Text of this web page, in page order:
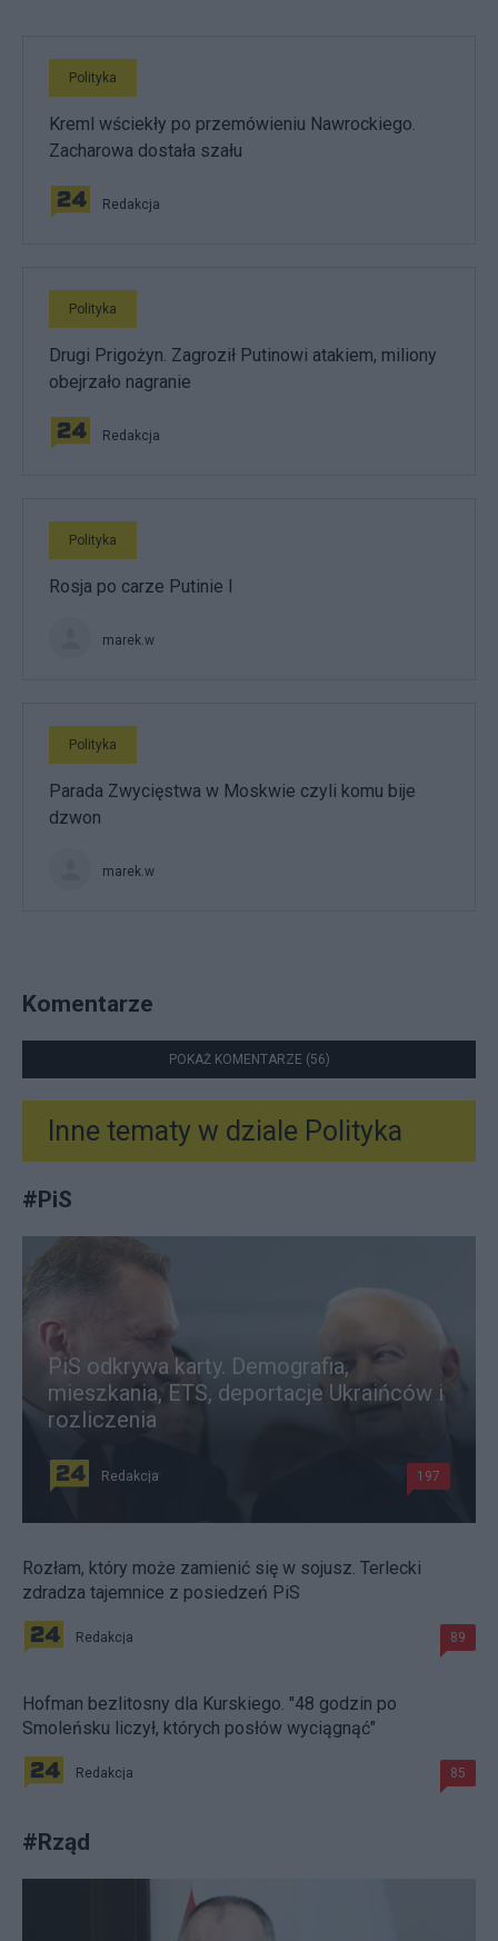
Polityka
Kreml wściekły po przemówieniu Nawrockiego.
Zacharowa dostała szału
Redakcja
Polityka
Drugi Prigożyn. Zagroził Putinowi atakiem, miliony
obejrzało nagranie
Redakcja
Polityka
Rosja po carze Putinie I
marek.w
Polityka
Parada Zwycięstwa w Moskwie czyli komu bije
dzwon
marek.w
Komentarze
POKAŻ KOMENTARZE (56)
Inne tematy w dziale Polityka
#PiS
PiS odkrywa karty. Demografia,
mieszkania, ETS, deportacje Ukraińców i
rozliczenia
Redakcja 197
Rozłam, który może zamienić się w sojusz. Terlecki
zdradza tajemnice z posiedzeń PiS
Redakcja 89
Hofman bezlitosny dla Kurskiego. "48 godzin po
Smoleńsku liczył, których posłów wyciągnąć"
Redakcja 85
#Rząd